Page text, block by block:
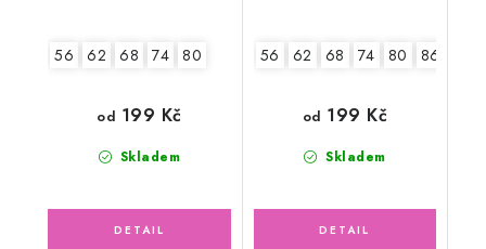
56 62 68 74 80
Skladem
od 199 Kč
56 62 68 74 80 86
Skladem
od 199 Kč